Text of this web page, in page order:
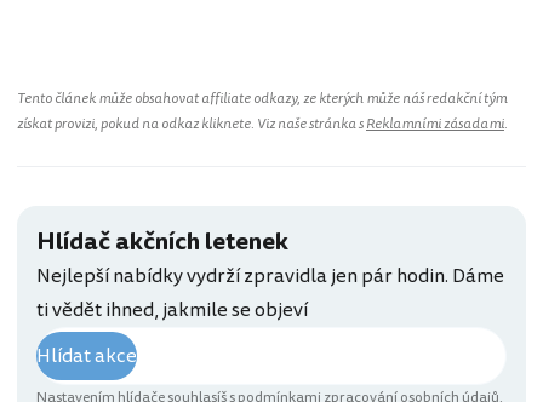
Tento článek může obsahovat affiliate odkazy, ze kterých může náš redakční tým
získat provizi, pokud na odkaz kliknete. Viz naše stránka sReklamními zásadami.
Hlídač akčních letenek
Nejlepší nabídky vydrží zpravidla jen pár hodin. Dáme
ti vědět ihned, jakmile se objeví
Hlídat akce